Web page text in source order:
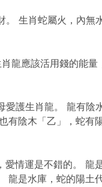
。 生肖蛇屬火，內無
龍應該活用錢的能量
護生肖龍。 龍有陰
有陰木「乙」，蛇有
情運是不錯的。 龍
龍是水庫，蛇的陽土